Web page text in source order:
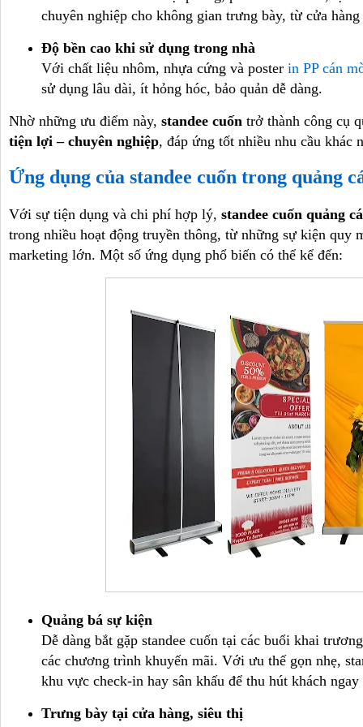
chuyên nghiệp cho không gian trưng bày, từ cửa
Độ bền cao khi sử dụng trong nhà
Với chất liệu nhôm, nhựa cứng và poster in PP cán
sử dụng lâu dài, ít hỏng hóc, bảo quản dễ dàng.
Nhờ những ưu điểm này, standee cuốn trở thành công cụ
tiện lợi – chuyên nghiệp, đáp ứng tốt nhiều nhu cầu khác
Ứng dụng của standee cuốn trong quảng
Với sự tiện dụng và chi phí hợp lý, standee cuốn quảng
trong nhiều hoạt động truyền thông, từ những sự kiện quy
marketing lớn. Một số ứng dụng phổ biến có thể kể đến:
Quảng bá sự kiện
Dễ dàng bắt gặp standee cuốn tại các buổi khai
các chương trình khuyến mãi. Với ưu thế gọn nhẹ,
khu vực check-in hay sân khấu để thu hút khách
Trưng bày tại cửa hàng, siêu thị